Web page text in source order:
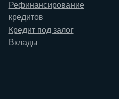
Рефинансирование
кредитов
Кредит под залог
Вклады